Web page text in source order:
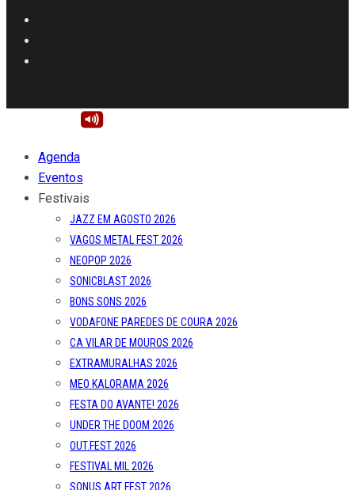
Agenda
Eventos
Festivais
JAZZ EM AGOSTO 2026
VAGOS METAL FEST 2026
NEOPOP 2026
SONICBLAST 2026
BONS SONS 2026
VODAFONE PAREDES DE COURA 2026
CA VILAR DE MOUROS 2026
EXTRAMURALHAS 2026
MEO KALORAMA 2026
FESTA DO AVANTE! 2026
UNDER THE DOOM 2026
OUT.FEST 2026
FESTIVAL MIL 2026
SONUS ART FEST 2026